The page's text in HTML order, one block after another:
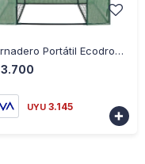
Invernadero Portátil Ecodrop 1,43 X 0,73 X1,90 Mts
3.700
UYU 3.145
